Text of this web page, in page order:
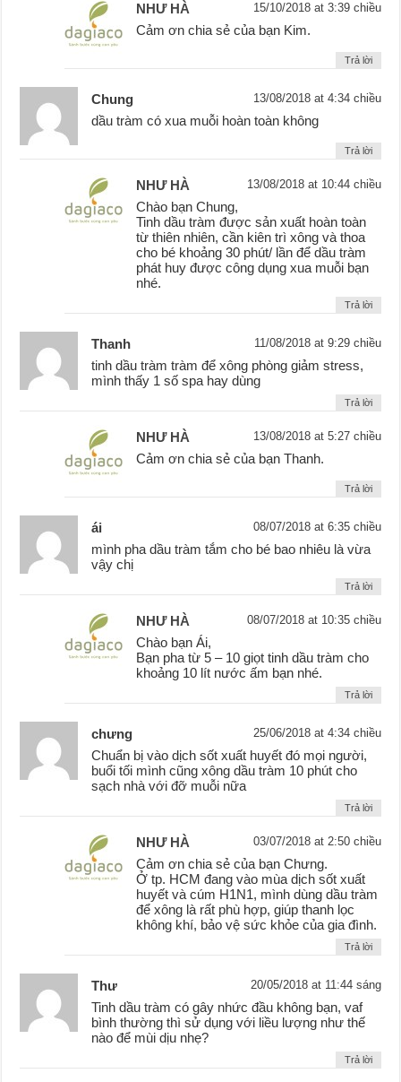
NHƯ HÀ 15/10/2018 at 3:39 chiều
Cảm ơn chia sẻ của bạn Kim.
Trả lời
Chung 13/08/2018 at 4:34 chiều
dầu tràm có xua muỗi hoàn toàn không
Trả lời
NHƯ HÀ 13/08/2018 at 10:44 chiều
Chào bạn Chung,
Tinh dầu tràm được sản xuất hoàn toàn
từ thiên nhiên, cần kiên trì xông và thoa
cho bé khoảng 30 phút/ lần để dầu tràm
phát huy được công dụng xua muỗi bạn
nhé.
Trả lời
Thanh 11/08/2018 at 9:29 chiều
tinh dầu tràm tràm để xông phòng giảm stress,
mình thấy 1 số spa hay dùng
Trả lời
NHƯ HÀ 13/08/2018 at 5:27 chiều
Cảm ơn chia sẻ của bạn Thanh.
Trả lời
ái 08/07/2018 at 6:35 chiều
mình pha dầu tràm tắm cho bé bao nhiêu là vừa
vậy chị
Trả lời
NHƯ HÀ 08/07/2018 at 10:35 chiều
Chào bạn Ái,
Bạn pha từ 5 – 10 giọt tinh dầu tràm cho
khoảng 10 lít nước ấm bạn nhé.
Trả lời
chưng 25/06/2018 at 4:34 chiều
Chuẩn bị vào dịch sốt xuất huyết đó mọi người,
buổi tối mình cũng xông dầu tràm 10 phút cho
sạch nhà với đỡ muỗi nữa
Trả lời
NHƯ HÀ 03/07/2018 at 2:50 chiều
Cảm ơn chia sẻ của bạn Chưng.
Ở tp. HCM đang vào mùa dịch sốt xuất
huyết và cúm H1N1, mình dùng dầu tràm
để xông là rất phù hợp, giúp thanh lọc
không khí, bảo vệ sức khỏe của gia đình.
Trả lời
Thư 20/05/2018 at 11:44 sáng
Tinh dầu tràm có gây nhức đầu không bạn, vaf
bình thường thì sử dụng với liều lượng như thế
nào để mùi dịu nhẹ?
Trả lời